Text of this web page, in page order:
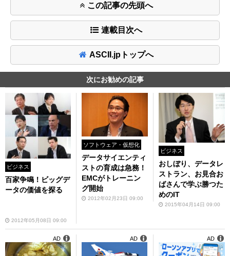
この記事の先頭へ
連載目次へ
ASCII.jpトップへ
次にお勧めの記事
ビジネス
百家争鳴！ビッグデ
ータの価値を探る
2012年05月08日 09:00
ソフトウェア・仮想化
データサイエンティ
ストの育成は急務！
EMCがトレーニン
グ開始
2012年02月23日 09:00
ビジネス
おしぼり、データレ
ストラン、お見合お
ばさんで学ぶ勝つた
めのIT
2015年04月14日 09:00
AD AD AD